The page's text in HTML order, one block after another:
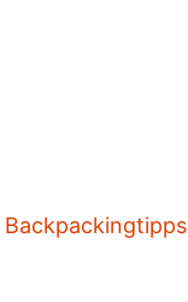
Backpackingtipps